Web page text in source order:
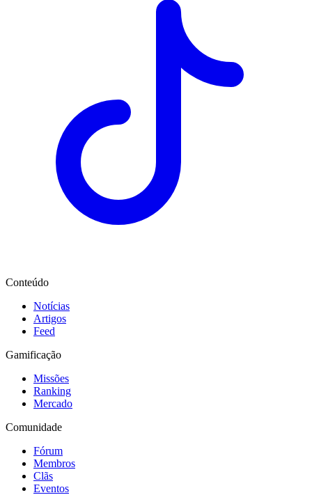
Conteúdo
Notícias
Artigos
Feed
Gamificação
Missões
Ranking
Mercado
Comunidade
Fórum
Membros
Clãs
Eventos